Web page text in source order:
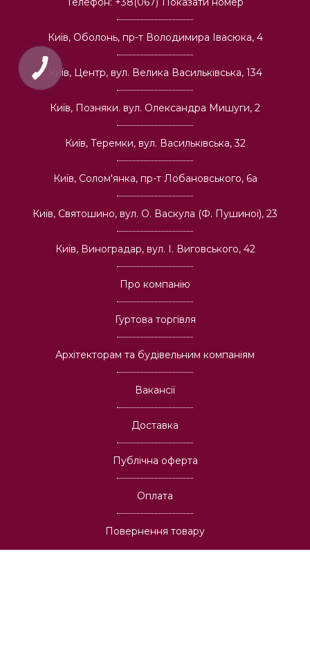
Київ, Оболонь, пр-т Володимира Івасюка, 4
Київ, Центр, вул. Велика Васильківська, 134
Київ, Позняки. вул. Олександра Мишуги, 2
Київ, Теремки, вул. Васильківська, 32
Київ, Солом'янка, пр-т Лобановського, 6а
Київ, Святошино, вул. О. Васкула (Ф. Пушиної), 23
Київ, Виноградар, вул. І. Виговського, 42
Про компанію
Гуртова торгівля
Архітекторам та будівельним компаніям
Вакансії
Доставка
Публічна оферта
Оплата
Повернення товару